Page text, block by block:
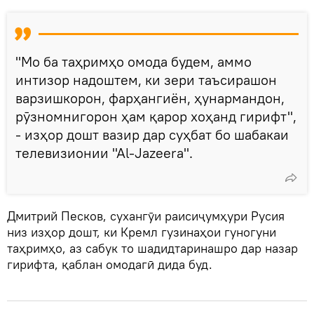
"Мо ба таҳримҳо омода будем, аммо
интизор надоштем, ки зери таъсирашон
варзишкорон, фарҳангиён, ҳунармандон,
рӯзномнигорон ҳам қарор хоҳанд гирифт",
- изҳор дошт вазир дар суҳбат бо шабакаи
телевизионии "Аl-Jazeera".
Дмитрий Песков, сухангӯи раисиҷумҳури Русия
низ изҳор дошт, ки Кремл гузинаҳои гуногуни
таҳримҳо, аз сабук то шадидтаринашро дар назар
гирифта, қаблан омодагӣ дида буд.